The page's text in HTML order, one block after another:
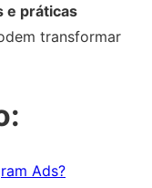
e práticas
transformar
Ads?